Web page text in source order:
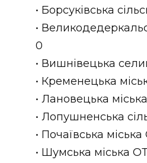
• Борсуківська
•
0
• Вишнівецька
• Кременецька
• Лановецька
• Лопушненська
• Почаївська
• Шумська міська